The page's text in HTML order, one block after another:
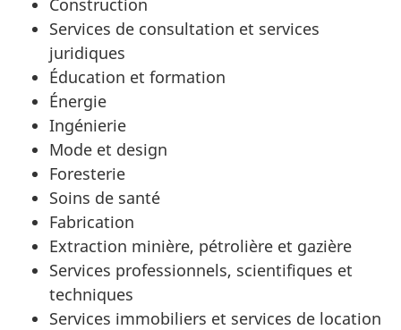
Services de consultation et services
juridiques
Éducation et formation
Énergie
Ingénierie
Mode et design
Foresterie
Soins de santé
Fabrication
Extraction minière, pétrolière et gazière
Services professionnels, scientifiques et
techniques
Services immobiliers et services de location